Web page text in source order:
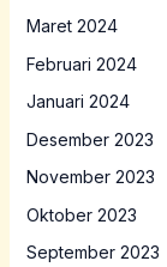
Maret 2024
Februari 2024
Januari 2024
Desember 2023
November 2023
Oktober 2023
September 2023